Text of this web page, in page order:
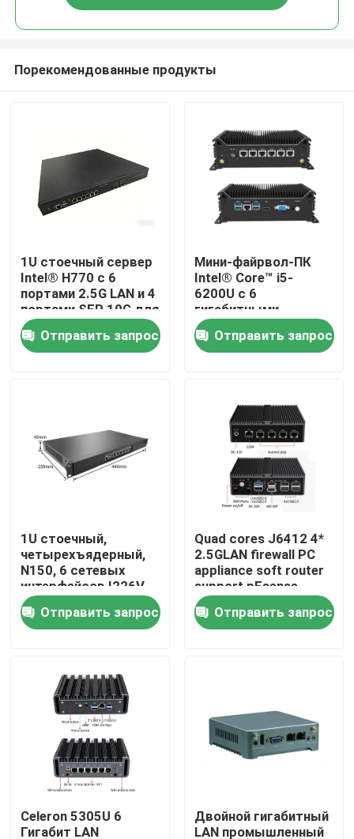
Продукция
О Компании
Наша фабрика
контроль качества
контактные данные
Отправить запрос
Промышленный мини ПК
промышленный ПК панели
изрезанный ПК планшета
Порекомендованные продукты
1U стоечный сервер
Intel® H770 с 6
портами 2.5G LAN и 4
портами SFP 10G для
оптоволоконного
межсетевого экрана
Отправить запрос
Мини-файрвол-ПК
Intel® Core™ i5-
6200U с 6
гигабитными
портами LAN,
pFsense
Отправить запрос
1U стоечный,
четырехъядерный,
N150, 6 сетевых
интерфейсов I226V
2500M,
брандмауэрный ПК,
программный
Отправить запрос
Quad cores J6412 4*
2.5GLAN firewall PC
appliance soft router
support pFsense
Отправить запрос
Celeron 5305U 6
Гигабит LAN
Двойной гигабитный
LAN промышленный